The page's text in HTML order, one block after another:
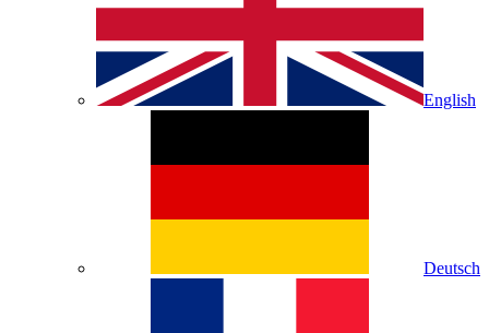
English
Deutsch